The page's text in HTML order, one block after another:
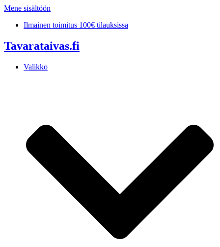
Mene sisältöön
Ilmainen toimitus 100€ tilauksissa
Tavarataivas.fi
Valikko